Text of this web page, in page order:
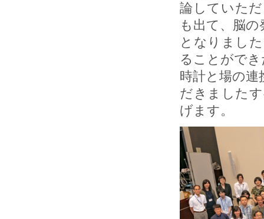
論していた
も出て、脳
となりまし
ることがで
時計と場の
だきました
げます。